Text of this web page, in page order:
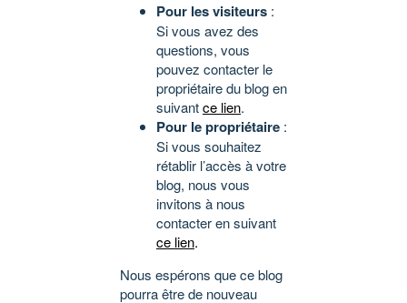
Pour les visiteurs :
Si vous avez des
questions, vous
pouvez contacter le
propriétaire du blog en
suivantce lien.
Pour le propriétaire :
Si vous souhaitez
rétablir l’accès à votre
blog, nous vous
invitons à nous
contacter en suivant
ce lien.
Nous espérons que ce blog
pourra être de nouveau